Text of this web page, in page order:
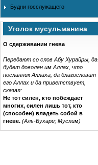
Будни госслужащего
Уголок мусульманина
О сдерживании гнева
Передают со слов Абу Хурайры, да
будет доволен им Аллах, что
посланник Аллаха, да благословит
его Аллах и да приветствует,
сказал:
Не тот силен, кто побеждает
многих, силен лишь тот, кто
(способен) владеть собой в
гневе. (Аль-Бухари; Муслим)